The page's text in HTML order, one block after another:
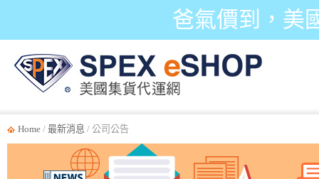
爸氣價到，美
Home / 最新消息 / 公司公告